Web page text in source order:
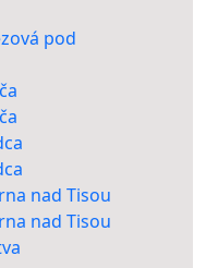
pod
nad Tisou
nad Tisou